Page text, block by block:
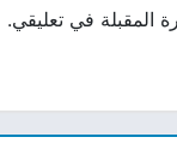
المقبلة في تعليقي.